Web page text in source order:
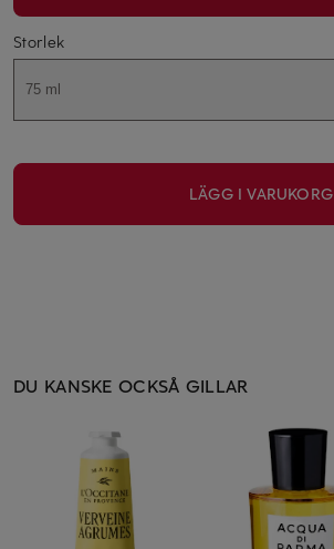
Storlek
75 ml
LÄGG I VARUKORG
DU KANSKE OCKSÅ GILLAR